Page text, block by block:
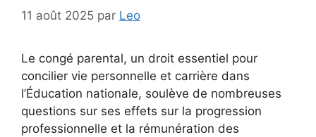
11 août 2025 par Leo
Le congé parental, un droit essentiel pour
concilier vie personnelle et carrière dans
l’Éducation nationale, soulève de nombreuses
questions sur ses effets sur la progression
professionnelle et la rémunération des